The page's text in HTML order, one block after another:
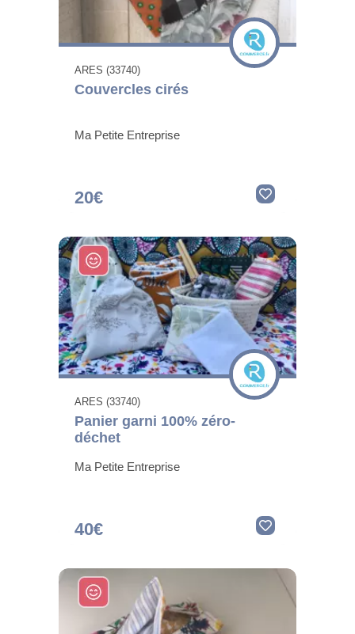
ARES (33740)
Couvercles cirés
Ma Petite Entreprise
20€
ARES (33740)
Panier garni 100% zéro-
déchet
Ma Petite Entreprise
40€